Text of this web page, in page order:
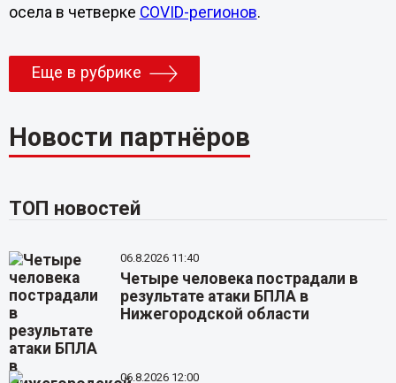
осела в четверке COVID-регионов.
Еще в рубрике
Новости партнёров
ТОП новостей
06.8.2026 11:40
Четыре человека пострадали в
результате атаки БПЛА в
Нижегородской области
06.8.2026 12:00